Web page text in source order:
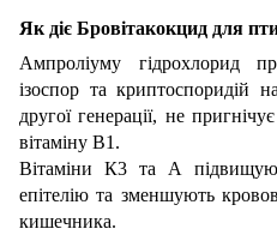
Як діє Бровітакокцид для
Ампроліуму гідрохлорид
ізоспор та криптоспоридій
другої генерації, не
вітаміну В1.
Вітаміни К3 та А
епітелію та зменшують
кишечника.